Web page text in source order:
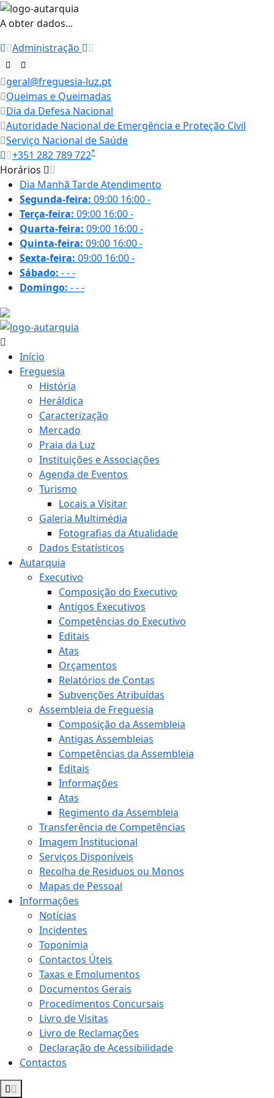
A obter dados...
Administração
geral@freguesia-luz.pt
Queimas e Queimadas
Dia da Defesa Nacional
Autoridade Nacional de Emergência e Proteção Civil
Serviço Nacional de Saúde
+351 282 789 722*
Horários
Dia Manhã TardeAtendimento
Segunda-feira: 09:00 16:00-
Terça-feira: 09:00 16:00-
Quarta-feira: 09:00 16:00-
Quinta-feira: 09:00 16:00-
Sexta-feira: 09:00 16:00-
Sábado: ---
Domingo: ---
Início
Freguesia
História
Heráldica
Caracterização
Mercado
Praia da Luz
Instituições e Associações
Agenda de Eventos
Turismo
Locais a Visitar
Galeria Multimédia
Fotografias da Atualidade
Dados Estatísticos
Autarquia
Executivo
Composição do Executivo
Antigos Executivos
Competências do Executivo
Editais
Atas
Orçamentos
Relatórios de Contas
Subvenções Atribuídas
Assembleia de Freguesia
Composição da Assembleia
Antigas Assembleias
Competências da Assembleia
Editais
Informações
Atas
Regimento da Assembleia
Transferência de Competências
Imagem Institucional
Serviços Disponíveis
Recolha de Residuos ou Monos
Mapas de Pessoal
Informações
Notícias
Incidentes
Toponímia
Contactos Úteis
Taxas e Emolumentos
Documentos Gerais
Procedimentos Concursais
Livro de Visitas
Livro de Reclamações
Declaração de Acessibilidade
Contactos